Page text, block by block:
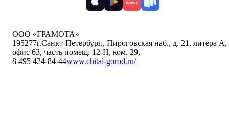
ООО «ГРАМОТА»
195277г.Санкт-Петербург,, Пироговская наб., д. 21, литера А,
офис 63, часть помещ. 12-Н, ком. 29,
8 495 424-84-44www.chitai-gorod.ru/